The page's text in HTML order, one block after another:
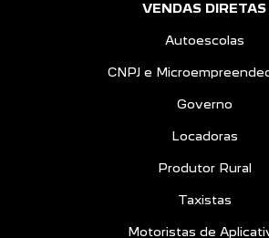
VENDAS DIRETAS
Autoescolas
CNPJ e
Governo
Locadoras
Produtor Rural
Taxistas
Motoristas de